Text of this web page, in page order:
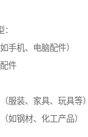
手机、电脑配件）
件
服装、家具、玩具等）
如钢材、化工产品）